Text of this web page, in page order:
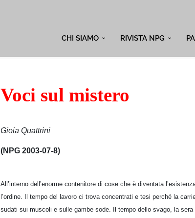
CHI SIAMO RIVISTA NPG
Voci sul mistero
Gioia Quattrini
(NPG 2003-07-8)
All’interno dell’enorme contenitore di cose che è diventata
l’ordine. Il tempo del lavoro ci trova concentrati e tesi perché la
sudati sui muscoli e sulle gambe sode. Il tempo dello svago, la